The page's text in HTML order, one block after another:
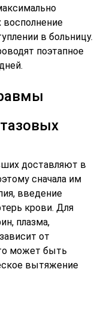
восполнение
в больницу.
поэтапное
доставляют в
сначала им
введение
крови. Для
плазма,
от
может быть
вытяжение